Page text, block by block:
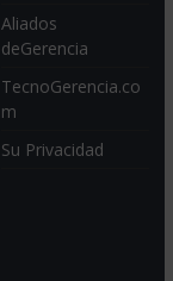
Aliados
deGerencia
TecnoGerencia.co
m
Su Privacidad